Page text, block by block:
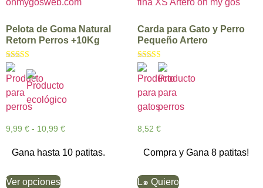
Pelota de Goma Natural
Retorn Perros +10Kg
Valorado con
5.00
de 5
9,99 € - 10,99 €
Gana hasta 10 patitas.
Ver opciones
Carda para Gato y Perro
Pequeño Artero
Valorado con
5.00
de 5
8,52 €
Compra y Gana 8 patitas!
L๑ Quiero